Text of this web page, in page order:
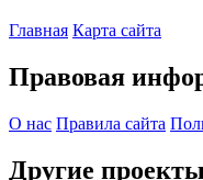
Главная Карта сайта
Правовая
О нас Правила сайта
Другие проекты